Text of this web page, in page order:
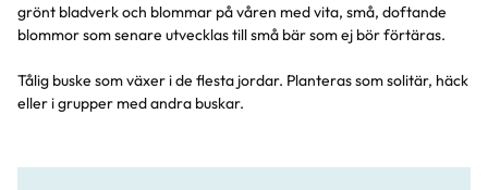
grönt bladverk och blommar på våren med vita, små, doftande
blommor som senare utvecklas till små bär som ej bör förtäras.
Tålig buske som växer i de flesta jordar. Planteras som solitär, häck
eller i grupper med andra buskar.